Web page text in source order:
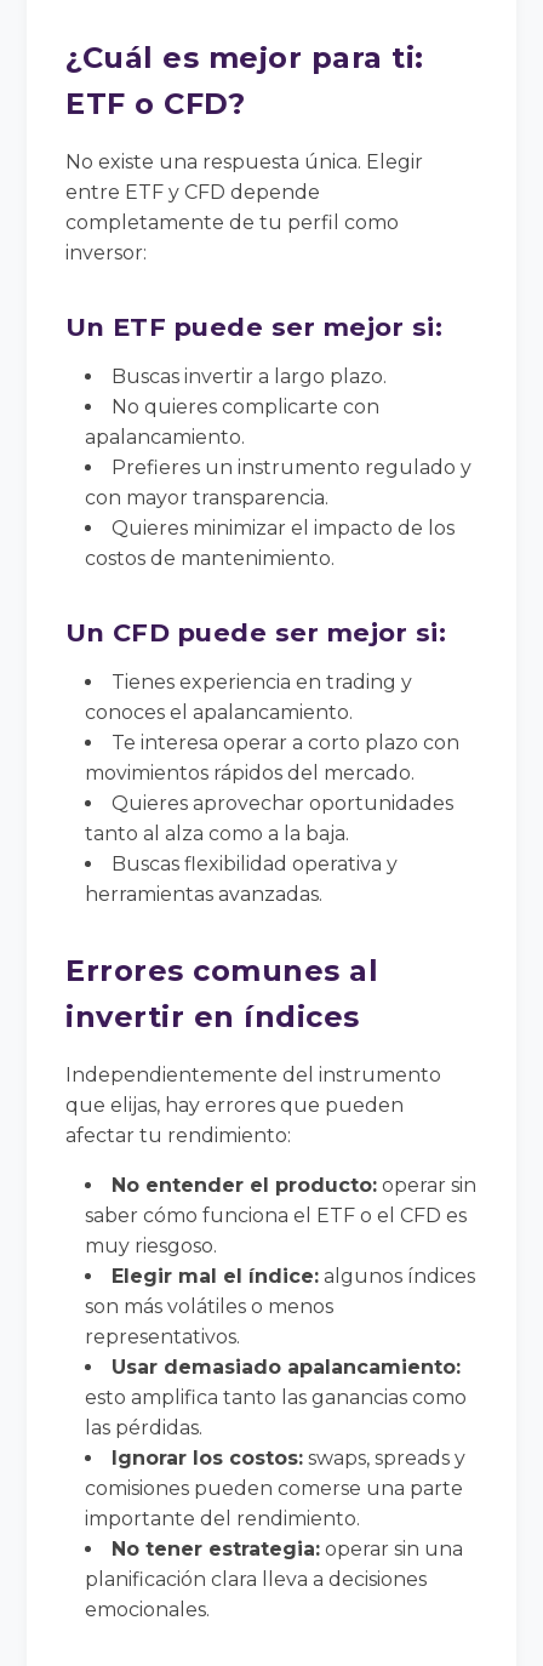
¿Cuál es mejor para ti:
ETF o CFD?
No existe una respuesta única. Elegir
entre ETF y CFD depende
completamente de tu perfil como
inversor:
Un ETF puede ser mejor si:
Buscas invertir a largo plazo.
No quieres complicarte con
apalancamiento.
Prefieres un instrumento regulado y
con mayor transparencia.
Quieres minimizar el impacto de los
costos de mantenimiento.
Un CFD puede ser mejor si:
Tienes experiencia en trading y
conoces el apalancamiento.
Te interesa operar a corto plazo con
movimientos rápidos del mercado.
Quieres aprovechar oportunidades
tanto al alza como a la baja.
Buscas flexibilidad operativa y
herramientas avanzadas.
Errores comunes al
invertir en índices
Independientemente del instrumento
que elijas, hay errores que pueden
afectar tu rendimiento:
No entender el producto: operar sin
saber cómo funciona el ETF o el CFD es
muy riesgoso.
Elegir mal el índice: algunos índices
son más volátiles o menos
representativos.
Usar demasiado apalancamiento:
esto amplifica tanto las ganancias como
las pérdidas.
Ignorar los costos: swaps, spreads y
comisiones pueden comerse una parte
importante del rendimiento.
No tener estrategia: operar sin una
planificación clara lleva a decisiones
emocionales.